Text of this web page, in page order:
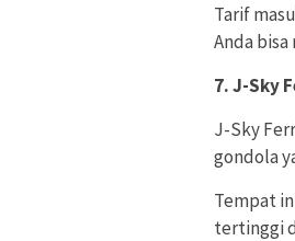
Tarif
Anda
7. J-Sky
J-Sky
gondola
Tempat
tertinggi